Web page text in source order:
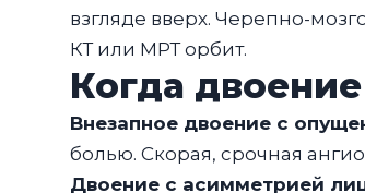
взгляде вверх. Черепно-
КТ или МРТ орбит.
Когда
Внезапное двоение с
болью. Скорая, срочная
Двоение с асимметрией